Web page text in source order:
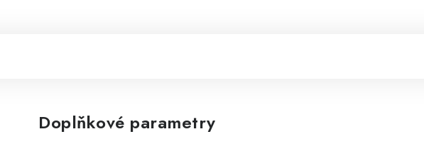
Doplňkové parametry